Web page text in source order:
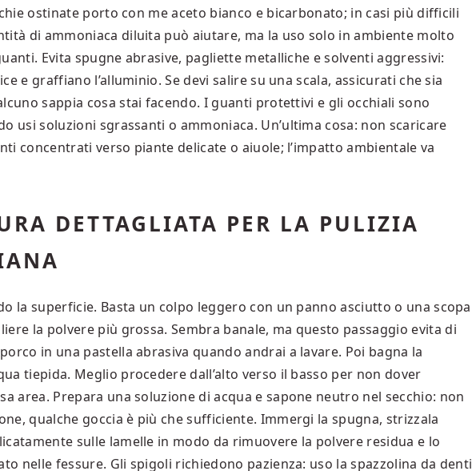
ostinate porto con me aceto bianco e bicarbonato; in casi più difficili
di ammoniaca diluita può aiutare, ma la uso solo in ambiente molto
Evita spugne abrasive, pagliette metalliche e solventi aggressivi:
e graffiano l’alluminio. Se devi salire su una scala, assicurati che sia
sappia cosa stai facendo. I guanti protettivi e gli occhiali sono
usi soluzioni sgrassanti o ammoniaca. Un’ultima cosa: non scaricare
concentrati verso piante delicate o aiuole; l’impatto ambientale va
DETTAGLIATA PER LA PULIZIA
la superficie. Basta un colpo leggero con un panno asciutto o una scopa
la polvere più grossa. Sembra banale, ma questo passaggio evita di
in una pastella abrasiva quando andrai a lavare. Poi bagna la
tiepida. Meglio procedere dall’alto verso il basso per non dover
area. Prepara una soluzione di acqua e sapone neutro nel secchio: non
qualche goccia è più che sufficiente. Immergi la spugna, strizzala
sulle lamelle in modo da rimuovere la polvere residua e lo
nelle fessure. Gli spigoli richiedono pazienza: uso la spazzolina da denti